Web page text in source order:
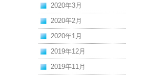
2020年3月
2020年2月
2020年1月
2019年12月
2019年11月